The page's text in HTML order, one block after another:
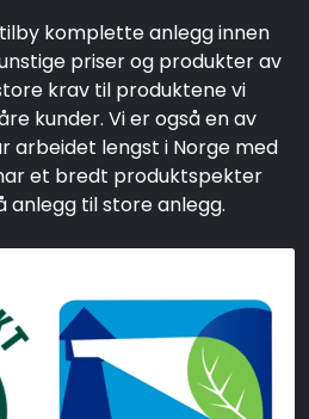
komplette anlegg innen
priser og produkter av
krav til produktene vi
kunder. Vi er også en av
arbeidet lengst i Norge med
et bredt produktspekter
anlegg til store anlegg.